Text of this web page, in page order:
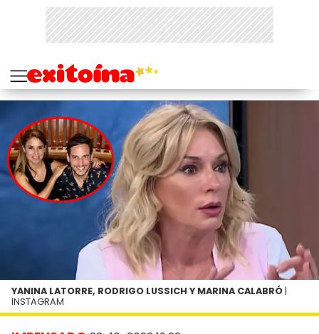
YANINA LATORRE, RODRIGO LUSSICH Y MARINA CALABRÓ |
INSTAGRAM